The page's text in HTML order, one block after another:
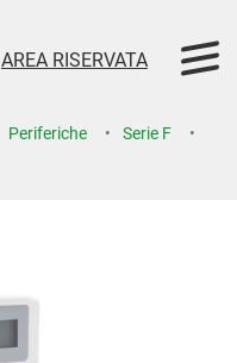
AREA RISERVATA
Periferiche
Serie F